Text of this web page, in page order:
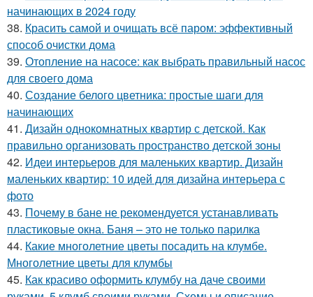
начинающих в 2024 году
38. Красить самой и очищать всё паром: эффективный
способ очистки дома
39. Отопление на насосе: как выбрать правильный насос
для своего дома
40. Создание белого цветника: простые шаги для
начинающих
41. Дизайн однокомнатных квартир с детской. Как
правильно организовать пространство детской зоны
42. Идеи интерьеров для маленьких квартир. Дизайн
маленьких квартир: 10 идей для дизайна интерьера с
фото
43. Почему в бане не рекомендуется устанавливать
пластиковые окна. Баня – это не только парилка
44. Какие многолетние цветы посадить на клумбе.
Многолетние цветы для клумбы
45. Как красиво оформить клумбу на даче своими